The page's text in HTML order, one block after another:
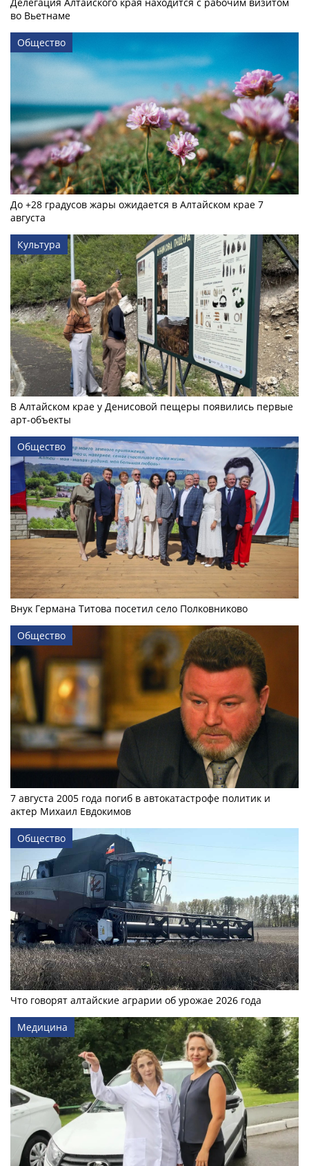
во Вьетнаме
Общество
До +28 градусов жары ожидается в Алтайском крае 7
августа
Культура
В Алтайском крае у Денисовой пещеры появились первые
арт-объекты
Общество
Внук Германа Титова посетил село Полковниково
Общество
7 августа 2005 года погиб в автокатастрофе политик и
актер Михаил Евдокимов
Общество
Что говорят алтайские аграрии об урожае 2026 года
Медицина